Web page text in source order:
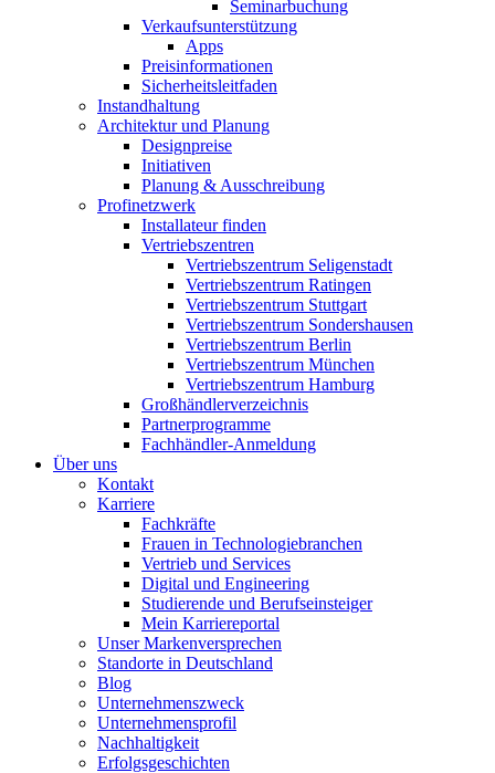
Seminarbuchung
Verkaufsunterstützung
Apps
Preisinformationen
Sicherheitsleitfaden
Instandhaltung
Architektur und Planung
Designpreise
Initiativen
Planung & Ausschreibung
Profinetzwerk
Installateur finden
Vertriebszentren
Vertriebszentrum Seligenstadt
Vertriebszentrum Ratingen
Vertriebszentrum Stuttgart
Vertriebszentrum Sondershausen
Vertriebszentrum Berlin
Vertriebszentrum München
Vertriebszentrum Hamburg
Großhändlerverzeichnis
Partnerprogramme
Fachhändler-Anmeldung
Über uns
Kontakt
Karriere
Fachkräfte
Frauen in Technologiebranchen
Vertrieb und Services
Digital und Engineering
Studierende und Berufseinsteiger
Mein Karriereportal
Unser Markenversprechen
Standorte in Deutschland
Blog
Unternehmenszweck
Unternehmensprofil
Nachhaltigkeit
Erfolgsgeschichten